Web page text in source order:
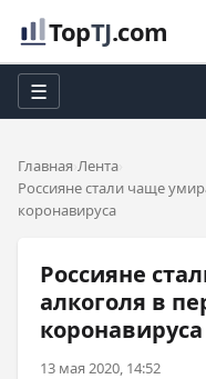
TopTJ.com
☰
Главная Лента
Россияне стали чаще
коронавируса
Россияне
алкоголя в
коронавируса
13 мая 2020, 14:52